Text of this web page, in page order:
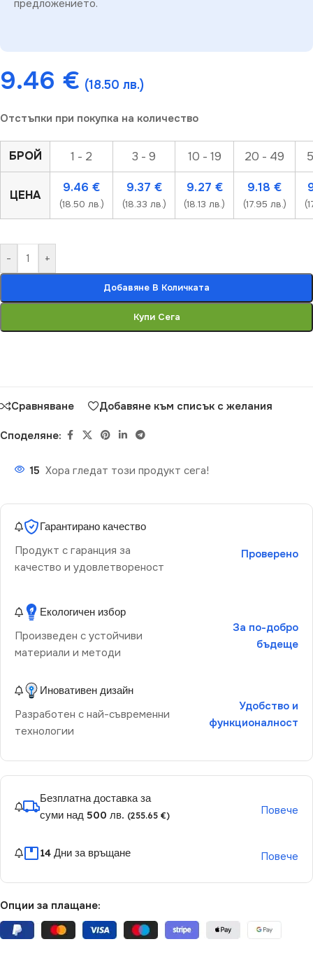
предложението.
9.46 € (18.50 лв.)
Отстъпки при покупка на количество
БРОЙ 1 - 2 3 - 9 10 - 19 20 - 49
ЦЕНА
9.46 €
(18.50 лв.)
9.37 €
(18.33 лв.)
9.27 €
(18.13 лв.)
9.18 €
(17.95 лв.)
- +
Добавяне В Количката
Купи Сега
Сравняване Добавяне към списък с желания
Споделяне:
15 Хора гледат този продукт сега!
Гарантирано качество
Продукт с гаранция за
качество и удовлетвореност
Проверено
Екологичен избор
Произведен с устойчиви
материали и методи
За по-добро
бъдеще
Иновативен дизайн
Разработен с най-съвременни
технологии
Удобство и
функционалност
Безплатна доставка за
суми над 500 лв. (255.65 €) Повече
14 Дни за връщане Повече
Опции за плащане: